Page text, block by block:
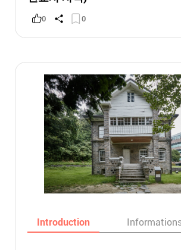
0 0
Introduction